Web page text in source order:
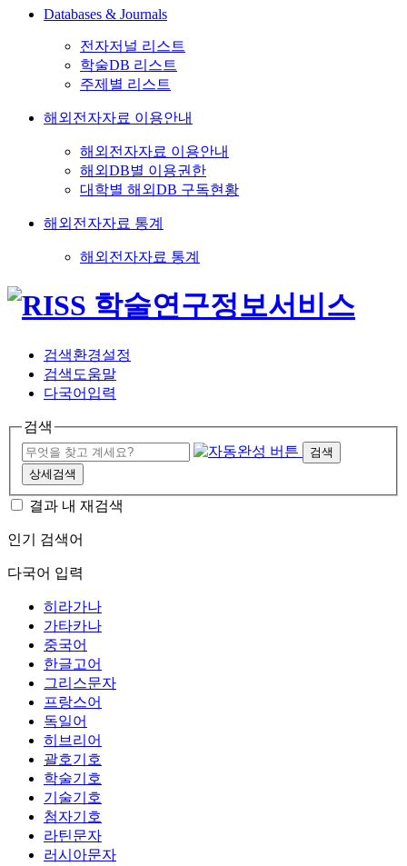
Databases & Journals
전자저널 리스트
학술DB 리스트
주제별 리스트
해외전자자료 이용안내
해외전자자료 이용안내
해외DB별 이용권한
대학별 해외DB 구독현황
해외전자자료 통계
해외전자자료 통계
검색환경설정
검색도움말
다국어입력
검색
검색
상세검색
결과 내 재검색
인기 검색어
다국어 입력
히라가나
가타카나
중국어
한글고어
그리스문자
프랑스어
독일어
히브리어
괄호기호
학술기호
기술기호
첨자기호
라틴문자
러시아문자